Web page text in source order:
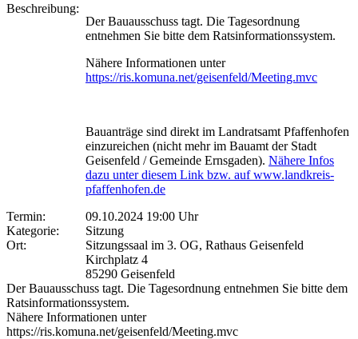
Beschreibung:
Der Bauausschuss tagt. Die Tagesordnung
entnehmen Sie bitte dem Ratsinformationssystem.
Nähere Informationen unter
https://ris.komuna.net/geisenfeld/Meeting.mvc
Bauanträge sind direkt im Landratsamt Pfaffenhofen
einzureichen (nicht mehr im Bauamt der Stadt
Geisenfeld / Gemeinde Ernsgaden). Nähere Infos
dazu unter diesem Link bzw. auf www.landkreis-
pfaffenhofen.de
Termin:
09.10.2024 19:00 Uhr
Kategorie:
Sitzung
Ort:
Sitzungssaal im 3. OG, Rathaus Geisenfeld
Kirchplatz 4
85290 Geisenfeld
Der Bauausschuss tagt. Die Tagesordnung entnehmen Sie bitte dem
Ratsinformationssystem.
Nähere Informationen unter
https://ris.komuna.net/geisenfeld/Meeting.mvc